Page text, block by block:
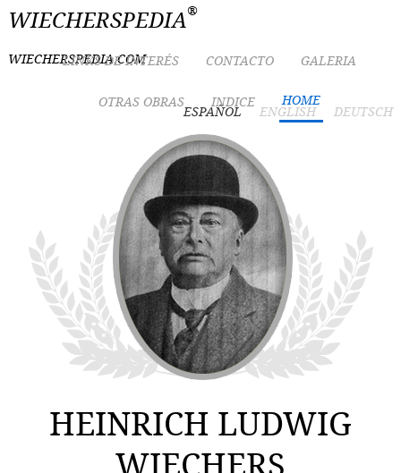
WIECHERSPEDIA®
WIECHERSPEDIA.COM
LINKS DE INTERÉS CONTACTO GALERIA
OTRAS OBRAS INDICE HOME
DEUTSCH
ENGLISH
ESPAÑOL
HEINRICH LUDWIG